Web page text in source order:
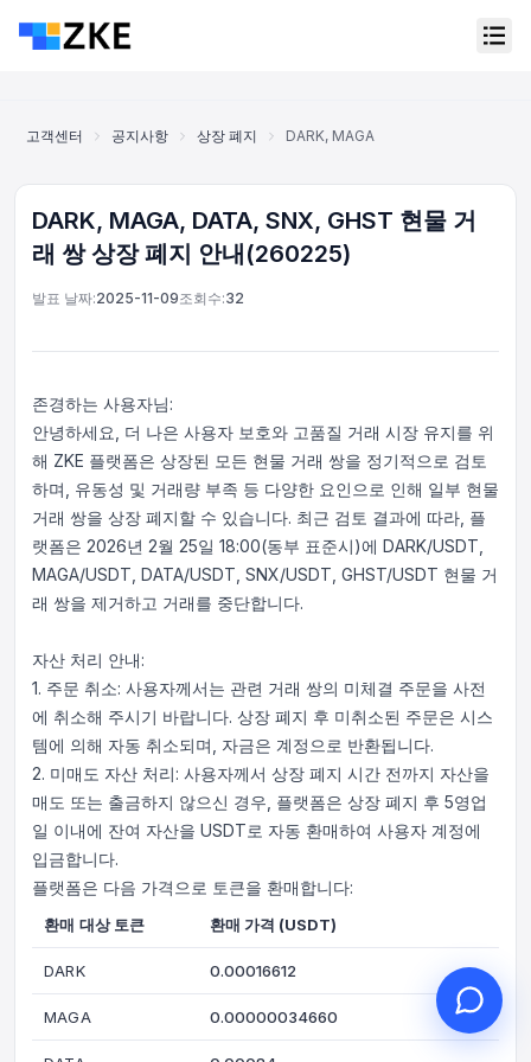
고객센터 공지사항 상장 폐지 DARK, MAGA, DATA, SNX, GHST
DARK, MAGA, DATA, SNX, GHST 현물 거
래 쌍 상장 폐지 안내(260225)
발표 날짜:2025-11-09조회수:32
존경하는 사용자님:
안녕하세요, 더 나은 사용자 보호와 고품질 거래 시장 유지를 위
해 ZKE 플랫폼은 상장된 모든 현물 거래 쌍을 정기적으로 검토
하며, 유동성 및 거래량 부족 등 다양한 요인으로 인해 일부 현물
거래 쌍을 상장 폐지할 수 있습니다. 최근 검토 결과에 따라, 플
랫폼은 2026년 2월 25일 18:00(동부 표준시)에 DARK/USDT,
MAGA/USDT, DATA/USDT, SNX/USDT, GHST/USDT 현물 거
래 쌍을 제거하고 거래를 중단합니다.
자산 처리 안내:
1. 주문 취소: 사용자께서는 관련 거래 쌍의 미체결 주문을 사전
에 취소해 주시기 바랍니다. 상장 폐지 후 미취소된 주문은 시스
템에 의해 자동 취소되며, 자금은 계정으로 반환됩니다.
2. 미매도 자산 처리: 사용자께서 상장 폐지 시간 전까지 자산을
매도 또는 출금하지 않으신 경우, 플랫폼은 상장 폐지 후 5영업
일 이내에 잔여 자산을 USDT로 자동 환매하여 사용자 계정에
입금합니다.
플랫폼은 다음 가격으로 토큰을 환매합니다:
환매 대상 토큰 환매 가격 (USDT)
DARK 0.00016612
MAGA 0.00000034660
온라인 고객 서비스
요?
온라인 고객 서비스가 도와드립니다
온라인 상담 시작
문의 티켓 진행 상황 확인